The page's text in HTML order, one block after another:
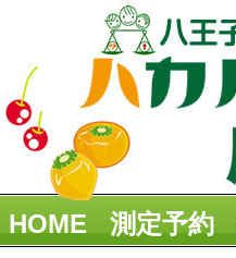
HOME 測定予約